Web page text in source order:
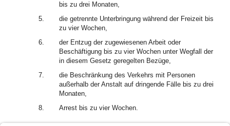
bis zu drei Monaten,
5.
die getrennte Unterbringung während der Freizeit bis
zu vier Wochen,
6.
der Entzug der zugewiesenen Arbeit oder
Beschäftigung bis zu vier Wochen unter Wegfall der
in diesem Gesetz geregelten Bezüge,
7.
die Beschränkung des Verkehrs mit Personen
außerhalb der Anstalt auf dringende Fälle bis zu drei
Monaten,
8.
Arrest bis zu vier Wochen.